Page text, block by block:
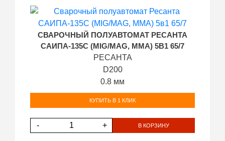
СВАРОЧНЫЙ ПОЛУАВТОМАТ РЕСАНТА
САИПА-135С (MIG/MAG, MMA) 5В1 65/7
РЕСАНТА
D200
0.8 мм
КУПИТЬ В 1 КЛИК
- + В КОРЗИНУ